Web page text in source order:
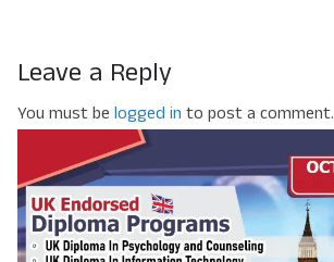
Leave a Reply
You must be logged in to post a comment.